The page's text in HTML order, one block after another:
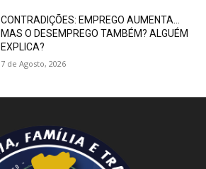
CONTRADIÇÕES: EMPREGO AUMENTA…
MAS O DESEMPREGO TAMBÉM? ALGUÉM
EXPLICA?
7 de Agosto, 2026